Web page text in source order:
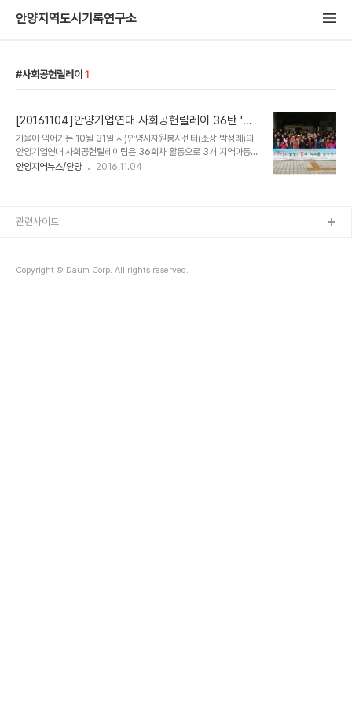
안양지역도시기록연구소
사회공헌릴레이 1
[20161104]안양기업연대 사회공헌릴레이 36탄 '농
촌체험'
가을이 익어가는 10월 31일 사)안양시자원봉사센터(소장 박정례)의
안양기업연대 사회공헌릴레이팀은 36회차 활동으로 3개 지역아동센
터 아동 및 교사 60여명과 함께 충남 보령은행마을의 사)한국농어촌
외 계층을 위한 지속적인 노력을 기울이겠습니다. 그리고 오늘 참여한
나무들이 늘어선 마을길과 학교를 둘러보며 황금빛 가득한 가을..
안양지역뉴스/안양 2016.11.04
Copyright © Daum Corp. All rights reserved.
관련사이트